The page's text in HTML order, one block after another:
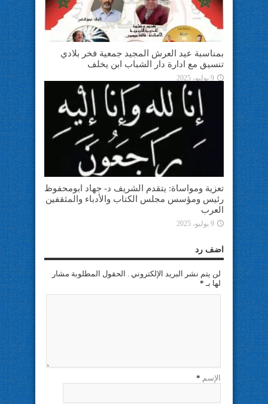
بمناسبة عيد العرش المجيد جمعية فخر بلادي
تنسيق مع ادارة دار الشباب ابن يخلف
9 يوليو، 2025
تعزية ومواساة: يتقدم الشريف د- جهاد ابومحفوظ
رئيس ومؤسس مجلس الكتاب والأدباء والمثقفين
العرب
9 يوليو، 2025
اضف رد
لن يتم نشر البريد الإلكتروني . الحقول المطلوبة مشار
لها بـ *
الإسم *